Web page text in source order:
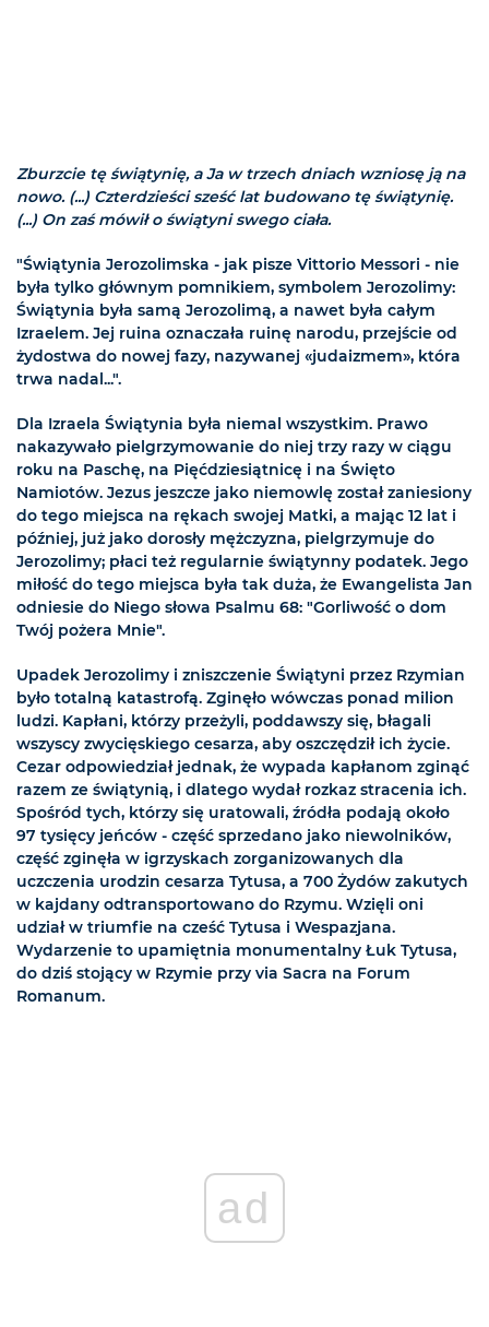
Zburzcie tę świątynię, a Ja w trzech dniach wzniosę ją na
nowo. (...) Czterdzieści sześć lat budowano tę świątynię.
(...) On zaś mówił o świątyni swego ciała.
"Świątynia Jerozolimska - jak pisze Vittorio Messori - nie
była tylko głównym pomnikiem, symbolem Jerozolimy:
Świątynia była samą Jerozolimą, a nawet była całym
Izraelem. Jej ruina oznaczała ruinę narodu, przejście od
żydostwa do nowej fazy, nazywanej «judaizmem», która
trwa nadal...".
Dla Izraela Świątynia była niemal wszystkim. Prawo
nakazywało pielgrzymowanie do niej trzy razy w ciągu
roku na Paschę, na Pięćdziesiątnicę i na Święto
Namiotów. Jezus jeszcze jako niemowlę został zaniesiony
do tego miejsca na rękach swojej Matki, a mając 12 lat i
później, już jako dorosły mężczyzna, pielgrzymuje do
Jerozolimy; płaci też regularnie świątynny podatek. Jego
miłość do tego miejsca była tak duża, że Ewangelista Jan
odniesie do Niego słowa Psalmu 68: "Gorliwość o dom
Twój pożera Mnie".
Upadek Jerozolimy i zniszczenie Świątyni przez Rzymian
było totalną katastrofą. Zginęło wówczas ponad milion
ludzi. Kapłani, którzy przeżyli, poddawszy się, błagali
wszyscy zwycięskiego cesarza, aby oszczędził ich życie.
Cezar odpowiedział jednak, że wypada kapłanom zginąć
razem ze świątynią, i dlatego wydał rozkaz stracenia ich.
Spośród tych, którzy się uratowali, źródła podają około
97 tysięcy jeńców - część sprzedano jako niewolników,
część zginęła w igrzyskach zorganizowanych dla
uczczenia urodzin cesarza Tytusa, a 700 Żydów zakutych
w kajdany odtransportowano do Rzymu. Wzięli oni
udział w triumfie na cześć Tytusa i Wespazjana.
Wydarzenie to upamiętnia monumentalny Łuk Tytusa,
do dziś stojący w Rzymie przy via Sacra na Forum
Romanum.
ad